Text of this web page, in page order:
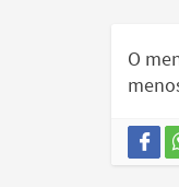
O